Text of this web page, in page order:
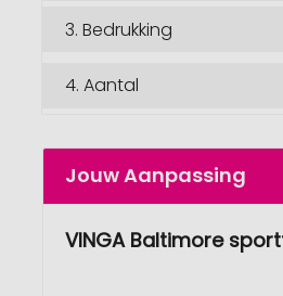
3. Bedrukking
4. Aantal
Jouw Aanpassing
VINGA Baltimore